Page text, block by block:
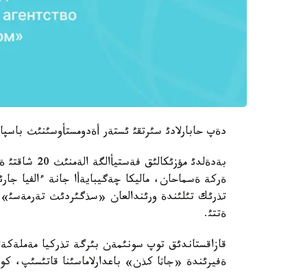
دةپ حابارلادئ سئرتقئ ئستةر أةدومستأوسئنئث
ةركة ةسماحان، ماليكا چةگيبايةأا جانة ءالفيا
تذرئك تئلئندة ورئندالعان «سذگئردئث تةرمةسئ»
ةتتئ.
قازاقستاندئق توپ سونئمةن بئرگة تذركيا
ةفيرئندة «جاثا كذن» باعدارلاماسئنا قاتئسئپ،